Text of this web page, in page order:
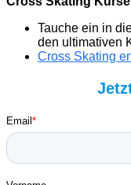
Tauche ein in
den ultimativen
Cross Skating